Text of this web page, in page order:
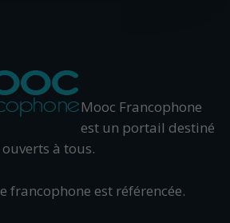
Mooc Francophone
est un portail destiné
à tous.
francophone est référencée.